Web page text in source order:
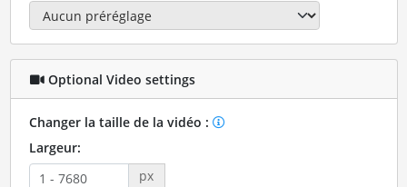
Optional Video settings
Changer la taille de la vidéo :
Largeur:
px